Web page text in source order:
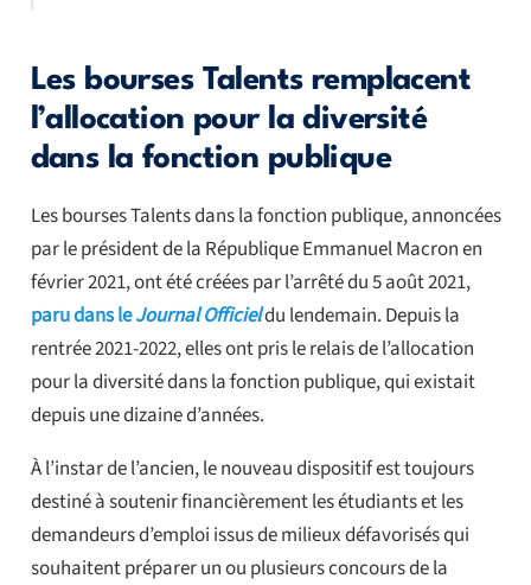
Les bourses Talents remplacent
l’allocation pour la diversité
dans la fonction publique
Les bourses Talents dans la fonction publique, annoncées
par le président de la République Emmanuel Macron en
février 2021, ont été créées par l’arrêté du 5 août 2021,
paru dans leJournal Officieldu lendemain. Depuis la
rentrée 2021-2022, elles ont pris le relais de l’allocation
pour la diversité dans la fonction publique, qui existait
depuis une dizaine d’années.
À l’instar de l’ancien, le nouveau dispositif est toujours
destiné à soutenir financièrement les étudiants et les
demandeurs d’emploi issus de milieux défavorisés qui
souhaitent préparer un ou plusieurs concours de la